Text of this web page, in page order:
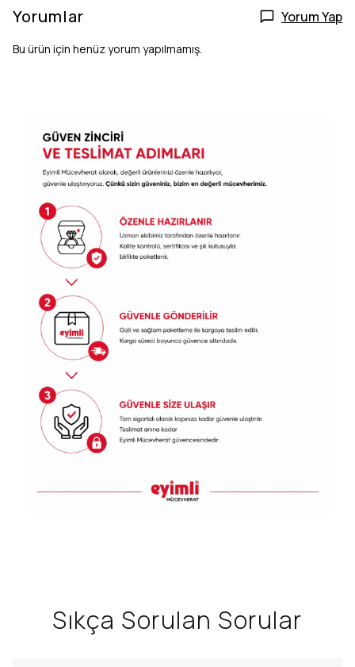
Yorumlar Yorum Yap
Bu ürün için henüz yorum yapılmamış.
Sıkça Sorulan Sorular